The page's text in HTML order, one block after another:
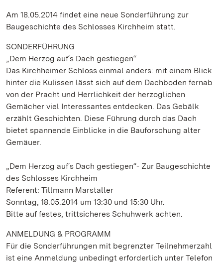
Am 18.05.2014 findet eine neue Sonderführung zur
Baugeschichte des Schlosses Kirchheim statt.
SONDERFÜHRUNG
„Dem Herzog auf´s Dach gestiegen“
Das Kirchheimer Schloss einmal anders: mit einem Blick
hinter die Kulissen lässt sich auf dem Dachboden fernab
von der Pracht und Herrlichkeit der herzoglichen
Gemächer viel Interessantes entdecken. Das Gebälk
erzählt Geschichten. Diese Führung durch das Dach
bietet spannende Einblicke in die Bauforschung alter
Gemäuer.
„Dem Herzog auf´s Dach gestiegen“- Zur Baugeschichte
des Schlosses Kirchheim
Referent: Tillmann Marstaller
Sonntag, 18.05.2014 um 13:30 und 15:30 Uhr.
Bitte auf festes, trittsicheres Schuhwerk achten.
ANMELDUNG & PROGRAMM
Für die Sonderführungen mit begrenzter Teilnehmerzahl
ist eine Anmeldung unbedingt erforderlich unter Telefon